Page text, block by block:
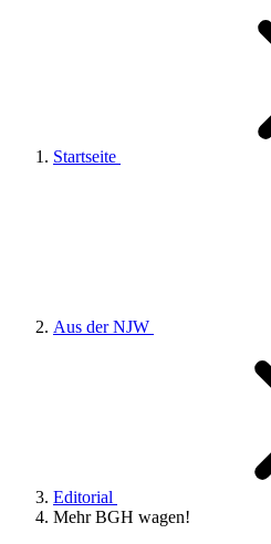
Startseite
Aus der NJW
Editorial
Mehr BGH wagen!